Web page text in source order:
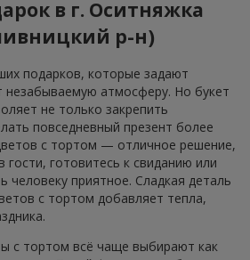
в г. Оситняжка
р-н)
подарков, которые задают
незабываемую атмосферу. Но букет
не только закрепить
повседневный презент более
с тортом — отличное решение,
гости, готовитесь к свиданию или
человеку приятное. Сладкая деталь
с тортом добавляет тепла,
с тортом всё чаще выбирают как